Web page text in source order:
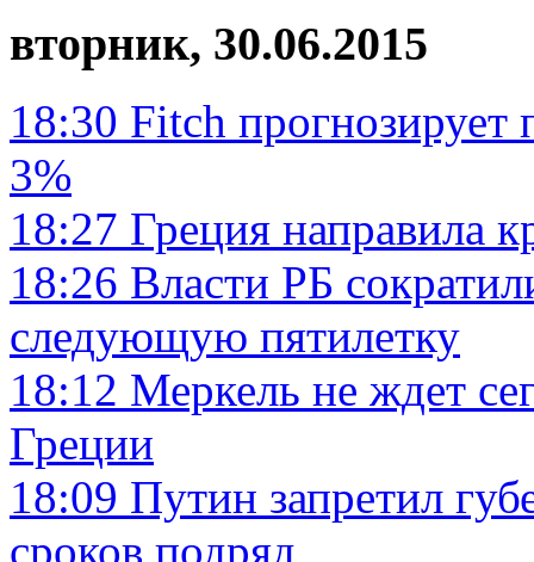
вторник, 30.06.2015
18:30 Fitch
3%
18:27 Греция направила
18:26 Власти РБ
следующую пятилетку
18:12 Меркель не ждет
Греции
18:09 Путин запретил
сроков подряд